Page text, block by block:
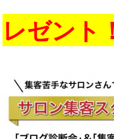
レゼント！